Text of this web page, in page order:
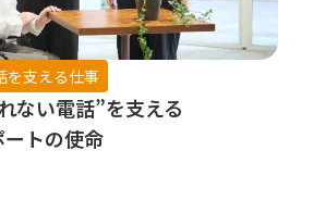
を支える仕事
ない電話”を支える
トの使命